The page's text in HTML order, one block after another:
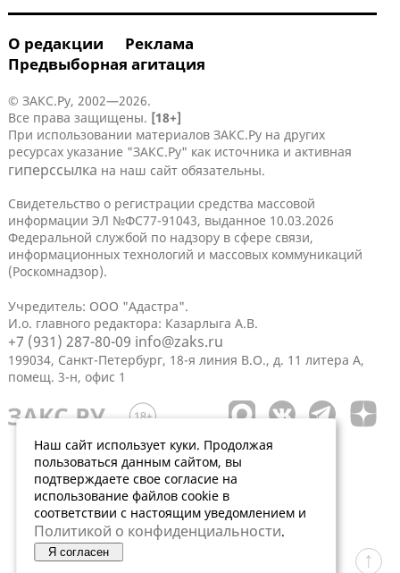
О редакции
Реклама
Предвыборная агитация
© ЗАКС.Ру, 2002—2026.
Все права защищены. [18+]
При использовании материалов ЗАКС.Ру на других
ресурсах указание "ЗАКС.Ру" как источника и активная
гиперссылка на наш сайт обязательны.
Свидетельство о регистрации средства массовой
информации ЭЛ №ФС77-91043, выданное 10.03.2026
Федеральной службой по надзору в сфере связи,
информационных технологий и массовых коммуникаций
(Роскомнадзор).
Учредитель: ООО "Адастра".
И.о. главного редактора: Казарлыга А.В.
+7 (931) 287-80-09 info@zaks.ru
199034, Санкт-Петербург, 18-я линия В.О., д. 11 литера А,
помещ. 3-н, офис 1
Наш сайт использует куки. Продолжая
пользоваться данным сайтом, вы
подтверждаете свое согласие на
использование файлов cookie в
соответствии с настоящим уведомлением и
Политикой о конфиденциальности.
Я согласен